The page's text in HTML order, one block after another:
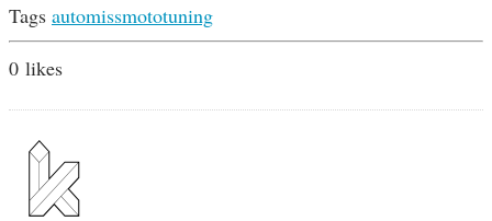
Tags automissmototuning
0 likes